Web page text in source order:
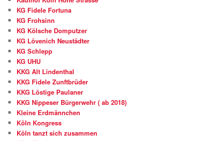
KG Fidele Fortuna
KG Frohsinn
KG Kölsche Domputzer
KG Lövenich Neustädter
KG Schlepp
KG UHU
KKG Alt Lindenthal
KKG Fidele Zunftbrüder
KKG Löstige Paulaner
KKG Nippeser Bürgerwehr ( ab 2018)
Kleine Erdmännchen
Köln Kongress
Köln tanzt sich zusammen